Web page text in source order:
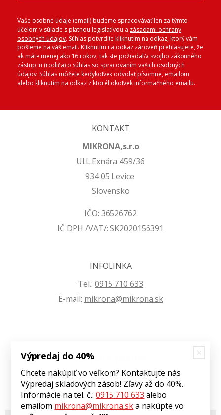
Vaše osobné údaje (email) budeme spracovávať len za týmto
účelom v súlade s platnou legislatívou a zásadami ochrany
osobných údajov. Súhlas potvrdíte kliknutím na odkaz, ktorý vám
pošleme na váš email. Kliknutím na odkaz zároveň prehlasujete, že
ak máte menej ako 16 rokov, tak ste požiadal/a svojho zákonného
zástupcu (rodiča) o súhlas so spracovaním vašich osobných
údajov. Súhlas môžete kedykoľvek odvolať písomne, emailom
alebo kliknutím na odkaz z ktoréhokoľvek informačného emailu.
KONTAKT
MIKRONA,s.r.o
Ul.L.Exnára 459/36
934 05 Levice
Slovensko
IČO: 36526762
IČ DPH /VAT/: SK2020156391
INFOLINKA
Tel.: 0915 710 633
E-mail: mikrona@mikrona.sk
VŠETKO O NÁKUPE
Obchodné podmienky
Ochrana osobných údajov
Výpredaj do 40%
Chcete nakúpiť vo veľkom? Kontaktujte nás
Výpredaj skladových zásob! Zľavy až do 40%.
Informácie na tel. č.:0915 710 633 alebo
emailom mikrona@mikrona.ska nakúpte vo